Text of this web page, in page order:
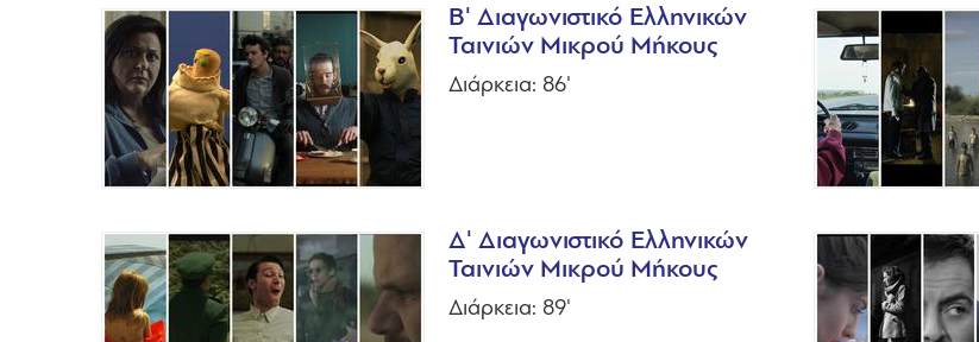
Β' Διαγωνιστικό Ελληνικών
Ταινιών Μικρού Μήκους
Διάρκεια: 86'
Δ' Διαγωνιστικό Ελληνικών
Ταινιών Μικρού Μήκους
Διάρκεια: 89'